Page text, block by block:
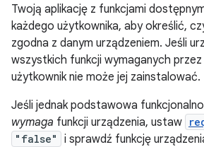
Twoją aplikację z funkcjami
każdego użytkownika, aby określić,
zgodna z danym urządzeniem. Jeśli
wszystkich funkcji wymaganych przez
użytkownik nie może jej zainstalować.
Jeśli jednak podstawowa
wymaga funkcji urządzenia, ustaw
"false"
i sprawdź funkcję